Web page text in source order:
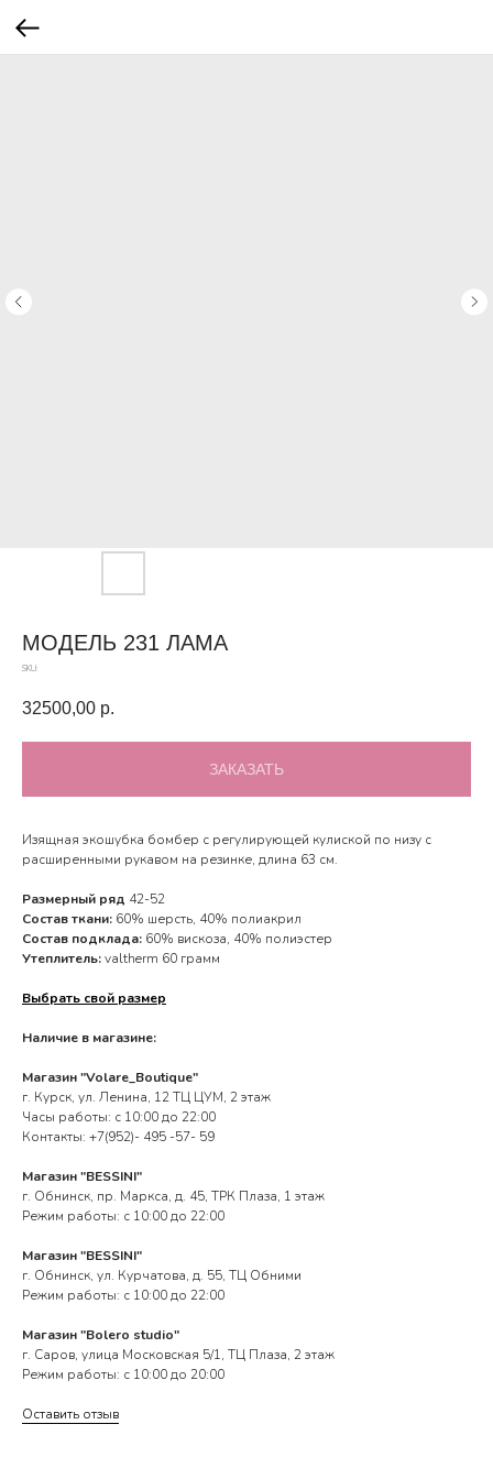
МОДЕЛЬ 231 ЛАМА
SKU:
32500,00 р.
ЗАКАЗАТЬ
Изящная экошубка бомбер с регулирующей кулиской по низу с
расширенными рукавом на резинке, длина 63 см.
Размерный ряд 42-52
Состав ткани: 60% шерсть, 40% полиакрил
Состав подклада: 60% вискоза, 40% полиэстер
Утеплитель:valtherm 60 грамм
Выбрать свой размер
Наличие в магазине:
Магазин "Volare_Boutique"
г. Курск, ул. Ленина, 12 ТЦ ЦУМ, 2 этаж
Часы работы: с 10:00 до 22:00
Контакты: +7(952)- 495 -57- 59
Магазин "BESSINI"
г. Обнинск, пр. Маркса, д. 45, ТРК Плаза, 1 этаж
Режим работы: с 10:00 до 22:00
Магазин "BESSINI"
г. Обнинск, ул. Курчатова, д. 55, ТЦ Обними
Режим работы: с 10:00 до 22:00
Магазин "Bolero studio"
г. Саров, улица Московская 5/1, ТЦ Плаза, 2 этаж
Режим работы: с 10:00 до 20:00
Оставить отзыв